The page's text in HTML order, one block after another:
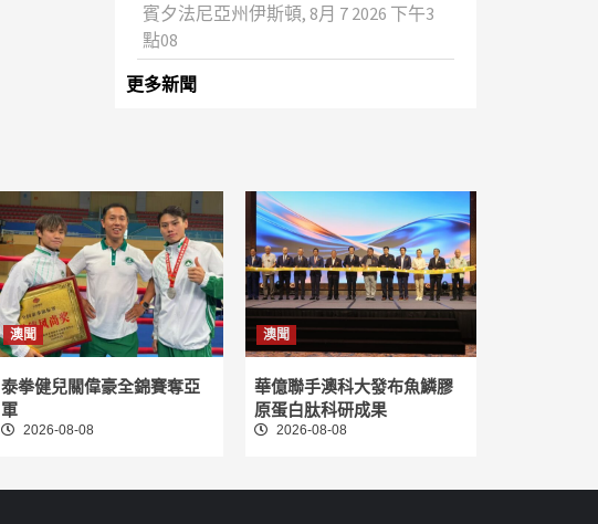
賓夕法尼亞州伊斯頓, 8月 7 2026 下午3
點08
更多新聞
澳聞
泰拳健兒關偉豪全錦賽奪亞
軍
2026-08-08
澳聞
華億聯手澳科大發布魚鱗膠
原蛋白肽科研成果
2026-08-08